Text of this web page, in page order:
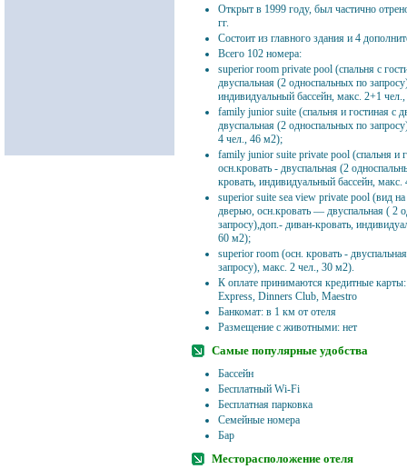
Открыт в 1999 году, был частично
гг.
Состоит из главного здания и 4
Всего 102 номера:
superior room private pool (спальня с
двуспальная (2 односпальных по
индивидуальный бассейн, макс. 2+1
family junior suite (спальня и гостиная с
двуспальная (2 односпальных по
4 чел., 46 м2);
family junior suite private pool (спальня и
осн.кровать - двуспальная (2
кровать, индивидуальный бассейн,
superior suite sea view private pool (вид
дверью, осн.кровать — двуспальная ( 2
запросу),доп.- диван-кровать,
60 м2);
superior room (осн. кровать -
запросу), макс. 2 чел., 30 м2).
К оплате принимаются кредитные
Express, Dinners Club, Maestro
Банкомат: в 1 км от отеля
Размещение с животными: нет
Самые популярные удобства
Бассейн
Бесплатный Wi-Fi
Бесплатная парковка
Семейные номера
Бар
Месторасположение отеля